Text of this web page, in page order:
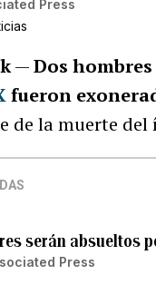
Press
—Dos
fueron
de la muerte del
serán absueltos
Press